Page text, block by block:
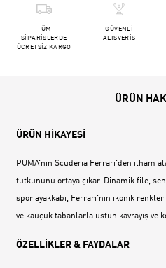
TÜM
SİPARİŞLERDE
ÜCRETSİZ KARGO
GÜVENLİ
ALIŞVERİŞ
ÜRÜN
ÜRÜN HİKAYESİ
PUMA‘nın Scuderia Ferrari‘den ilham
tutkununu ortaya çıkar. Dinamik file,
spor ayakkabı, Ferrari‘nin ikonik
ve kauçuk tabanlarla üstün kavrayış ve
ÖZELLİKLER & FAYDALAR